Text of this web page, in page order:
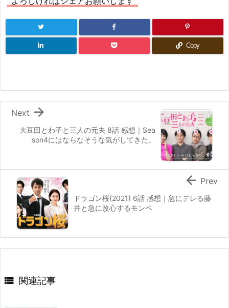
Copy
大豆田とわ子と三人の元夫 8話 感想｜Sea
son4にはならなそうな気がしてきた。

Next
ドラゴン桜(2021) 6話 感想｜急にデレる藤
井と急に改心するモンペ
 Prev
 関連記事